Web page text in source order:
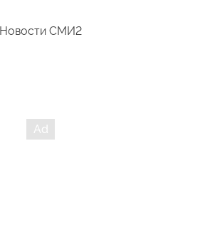
Новости СМИ2